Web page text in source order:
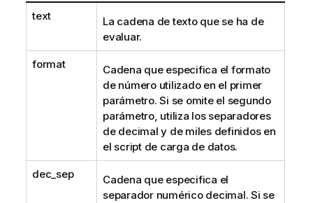
text
La cadena de texto que se ha de
evaluar.
format
Cadena que especifica el formato
de número utilizado en el primer
parámetro. Si se omite el segundo
parámetro, utiliza los separadores
de decimal y de miles definidos en
el script de carga de datos.
dec_sep
Cadena que especifica el
separador numérico decimal. Si se